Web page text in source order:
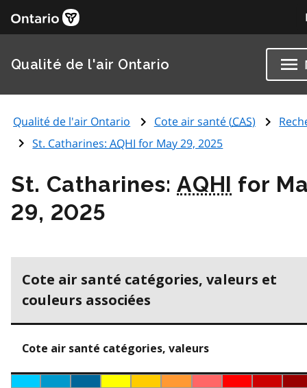
Qualité de l'air Ontario
Qualité de l'air Ontario Cote air santé (CAS)
St. Catharines:AQHI for May 29, 2025
St. Catharines:AQHI for
29, 2025
Cote air santé catégories, valeurs et
couleurs associées
Cote air santé catégories, valeurs